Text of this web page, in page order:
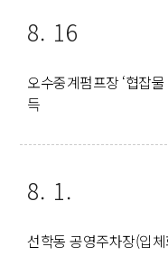
8. 16
오수중계펌프장 ‘협잡
득
8. 1.
선학동 공영주차장(입